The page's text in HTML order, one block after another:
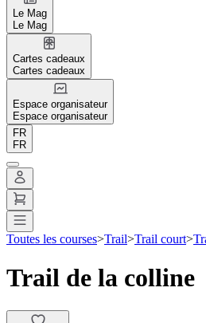
Le Mag
Le Mag
Cartes cadeaux
Cartes cadeaux
Espace organisateur
Espace organisateur
FR
FR
Toutes les courses>Trail>Trail court>
Trail de la colline